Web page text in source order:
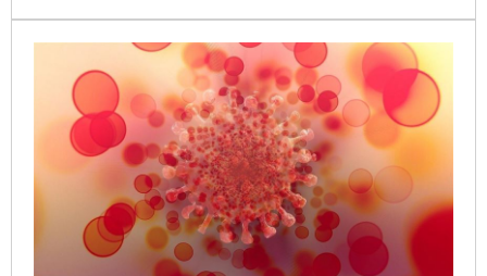
升3%，疫情仍上升中；疾管署也表示，現有針對醫院
的口罩禁令，7月份不會鬆綁。（記者：簡浩正）